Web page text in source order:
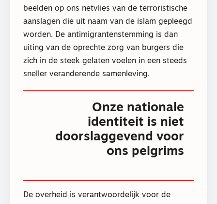
beelden op ons netvlies van de terroristische
aanslagen die uit naam van de islam gepleegd
worden. De antimigrantenstemming is dan
uiting van de oprechte zorg van burgers die
zich in de steek gelaten voelen in een steeds
sneller veranderende samenleving.
Onze nationale
identiteit is niet
doorslaggevend voor
ons pelgrims
De overheid is verantwoordelijk voor de